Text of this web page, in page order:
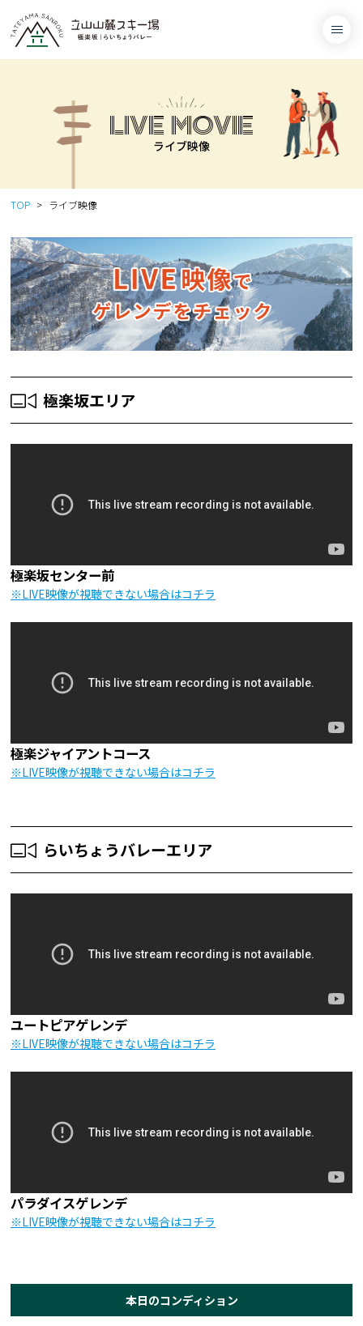
LIVE MOVIE
ライブ映像
TOP ライブ映像
極楽坂エリア
極楽坂センター前
※LIVE映像が視聴できない場合はコチラ
極楽ジャイアントコース
※LIVE映像が視聴できない場合はコチラ
らいちょうバレーエリア
ユートピアゲレンデ
※LIVE映像が視聴できない場合はコチラ
パラダイスゲレンデ
※LIVE映像が視聴できない場合はコチラ
本日のコンディション